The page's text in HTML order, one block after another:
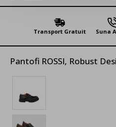
Transport Gratuit Suna
Pantofi ROSSI, Robust